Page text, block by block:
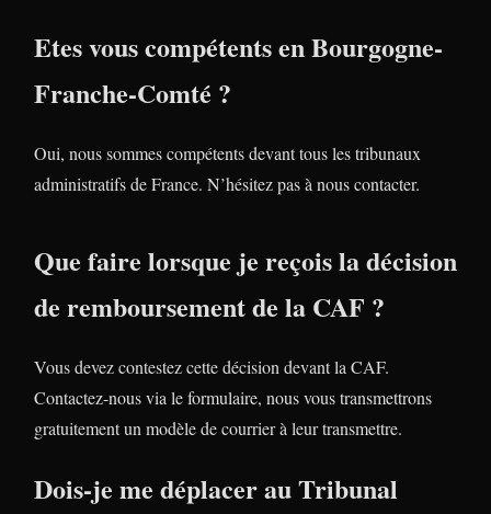
Etes vous compétents en Bourgogne-
Franche-Comté ?
Oui, nous sommes compétents devant tous les tribunaux
administratifs de France. N’hésitez pas à nous contacter.
Que faire lorsque je reçois la décision
de remboursement de la CAF ?
Vous devez contestez cette décision devant la CAF.
Contactez-nous via le formulaire, nous vous transmettrons
gratuitement un modèle de courrier à leur transmettre.
Dois-je me déplacer au Tribunal